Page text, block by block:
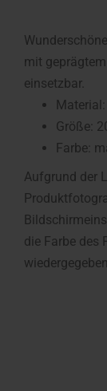
mit
einsetzbar.
Größe:
Farbe:
Aufgrund der
die Farbe des